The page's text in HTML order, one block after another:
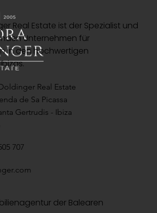
Real Estate ist der Spezialist und
Unternehmen für
in den hochwertigen
der Balearen
Real Estate
de Sa Picassa
Gertrudis - Ibiza
707